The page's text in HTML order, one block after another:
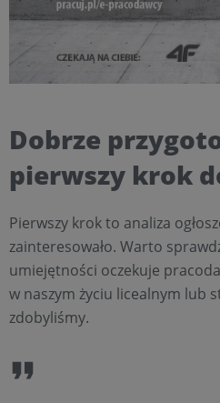
Dobrze
pierwszy krok
Pierwszy krok to analiza
zainteresowało. Warto
umiejętności oczekuje
w naszym życiu licealnym lub
zdobyliśmy.